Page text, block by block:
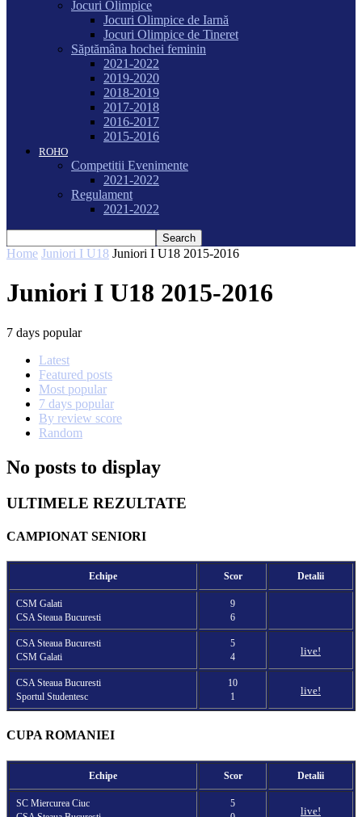
Jocuri Olimpice
Jocuri Olimpice de Iarnă
Jocuri Olimpice de Tineret
Săptămâna hochei feminin
2021-2022
2019-2020
2018-2019
2017-2018
2016-2017
2015-2016
ROHO
Competitii Evenimente
2021-2022
Regulament
2021-2022
Home Juniori I U18 Juniori I U18 2015-2016
Juniori I U18 2015-2016
7 days popular
Latest
Featured posts
Most popular
7 days popular
By review score
Random
No posts to display
ULTIMELE REZULTATE
CAMPIONAT SENIORI
Echipe Scor Detalii
CSM Galati
CSA Steaua Bucuresti
9
6
CSA Steaua Bucuresti
CSM Galati
5
4
live!
CSA Steaua Bucuresti
Sportul Studentesc
10
1
live!
CUPA ROMANIEI
Echipe Scor Detalii
SC Miercurea Ciuc
5
live!